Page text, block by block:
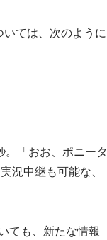
ては、次のように
。「おお、ポニータ
況中継も可能な、
ても、新たな情報